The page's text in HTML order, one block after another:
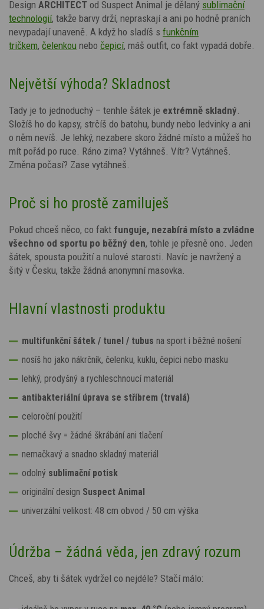
Design ARCHITECT od Suspect Animal je dělaný sublimační
technologií, takže barvy drží, nepraskají a ani po hodně praních
nevypadají unaveně. A když ho sladíš s funkčním
tričkem, čelenkou nebo čepicí, máš outfit, co fakt vypadá dobře.
Největší výhoda? Skladnost
Tady je to jednoduchý – tenhle šátek je extrémně skladný
Složíš ho do kapsy, strčíš do batohu, bundy nebo ledvinky a ani
o něm nevíš. Je lehký, nezabere skoro žádné místo a můžeš ho
mít pořád po ruce. Ráno zima? Vytáhneš. Vítr? Vytáhneš.
Změna počasí? Zase vytáhneš.
Proč si ho prostě zamiluješ
Pokud chceš něco, co fakt funguje, nezabírá místo a zvládne
všechno od sportu po běžný den, tohle je přesně ono. Jeden
šátek, spousta použití a nulové starosti. Navíc je navržený a
šitý v Česku, takže žádná anonymní masovka.
Hlavní vlastnosti produktu
multifunkční šátek / tunel / tubus na sport i běžné nošení
nosíš ho jako nákrčník, čelenku, kuklu, čepici nebo masku
lehký, prodyšný a rychleschnoucí materiál
antibakteriální úprava se stříbrem (trvalá)
celoroční použití
ploché švy = žádné škrábání ani tlačení
nemačkavý a snadno skladný materiál
odolný sublimační potisk
originální design Suspect Animal
univerzální velikost: 48 cm obvod / 50 cm výška
Údržba – žádná věda, jen zdravý rozum
Chceš, aby ti šátek vydržel co nejdéle? Stačí málo: